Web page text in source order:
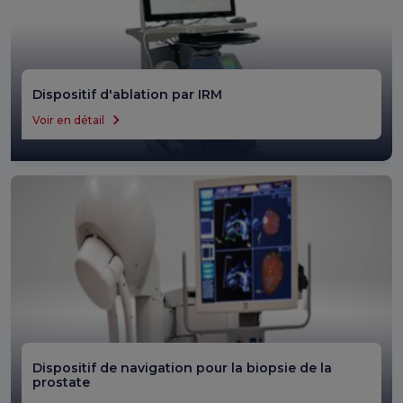
Dispositif d'ablation par IRM
Voir en détail
Dispositif de navigation pour la biopsie de la
prostate